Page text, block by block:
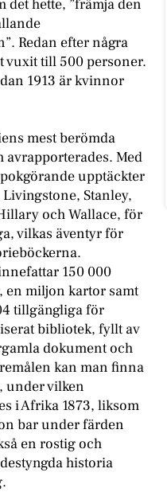
det hette, ”främja den
Redan efter några
vuxit till 500 personer.
1913 är kvinnor
mest berömda
Med
upptäckter
Stanley,
och Wallace, för
vilkas äventyr för
150 000
en miljon kartor samt
tillgängliga för
bibliotek, fyllt av
dokument och
kan man finna
under vilken
i Afrika 1873, liksom
bar under färden
en rostig och
historia